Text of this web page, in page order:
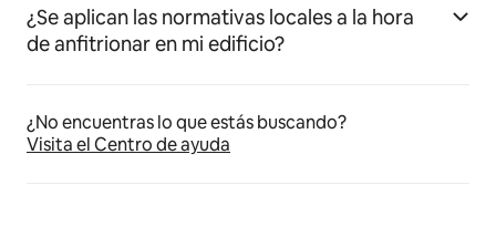
¿Se aplican las normativas locales a la hora
de anfitrionar en mi edificio?
¿No encuentras lo que estás buscando?
Visita el Centro de ayuda